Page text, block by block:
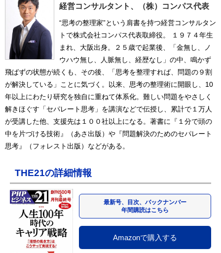
経営コンサルタント、（株）コンパス代表
“思考の整理家”という肩書を持つ経営コンサルタン
トで株式会社コンパス代表取締役。 １９７４年生
まれ、大阪出身。２５歳で起業後、「金無し、ノ
ウハウ無し、人脈無し、経歴なし」の中、鳴かず
飛ばずの状態が続くも、その後、「思考を整理すれば、問題の９割
が解決している」ことに気づく。以来、思考の整理術に開眼し、10
年以上にわたり研究を独自に重ねて体系化。難しい問題をやさしく
解きほぐす「セパレート思考」を講演などで伝授し、累計で１万人
が受講した他、支援先は１００社以上になる。著書に『１分で頭の
中を片づける技術』（あさ出版）や『問題解決のためのセパレート
思考』（フォレスト出版）などがある。
THE21の詳細情報
最新号、目次、バックナンバー
年間購読はこちら
Amazonで購入する